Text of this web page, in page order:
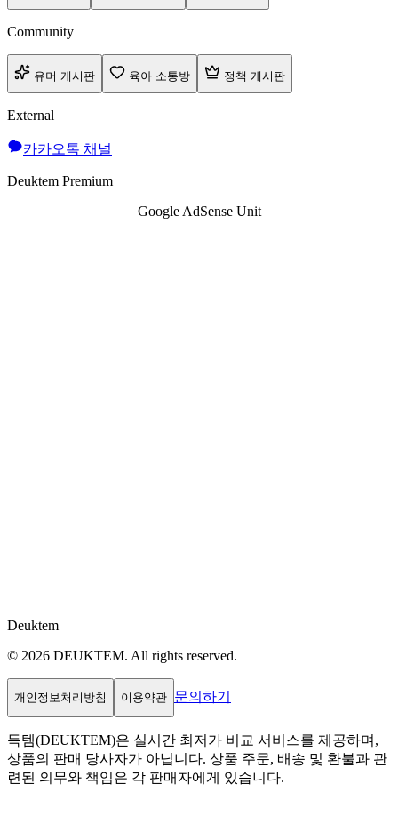
Community
유머 게시판 육아 소통방 정책 게시판
External
카카오톡 채널
Deuktem Premium
Google AdSense Unit
Deuktem
© 2026 DEUKTEM. All rights reserved.
개인정보처리방침 이용약관 문의하기
득템(DEUKTEM)은 실시간 최저가 비교 서비스를 제공하며,
상품의 판매 당사자가 아닙니다. 상품 주문, 배송 및 환불과 관
련된 의무와 책임은 각 판매자에게 있습니다.